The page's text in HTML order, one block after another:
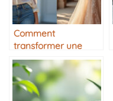
Comment
transformer une
tenue de jour en
tenue de soirée